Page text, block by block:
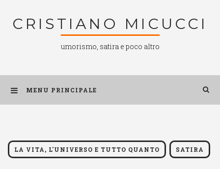
CRISTIANO MICUCCI
umorismo, satira e poco altro
MENU PRINCIPALE
LA VITA, L'UNIVERSO E TUTTO QUANTO SATIRA